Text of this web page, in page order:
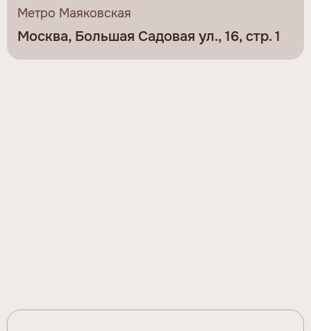
Метро Маяковская
Москва, Большая Садовая ул., 16, стр. 1